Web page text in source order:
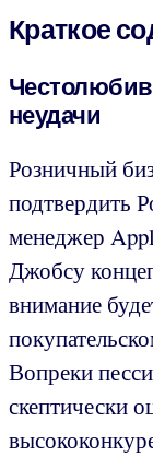
Краткое
неудачи
Розничный
подтвердить
менеджер
Джобсу
внимание
Вопреки
скептически